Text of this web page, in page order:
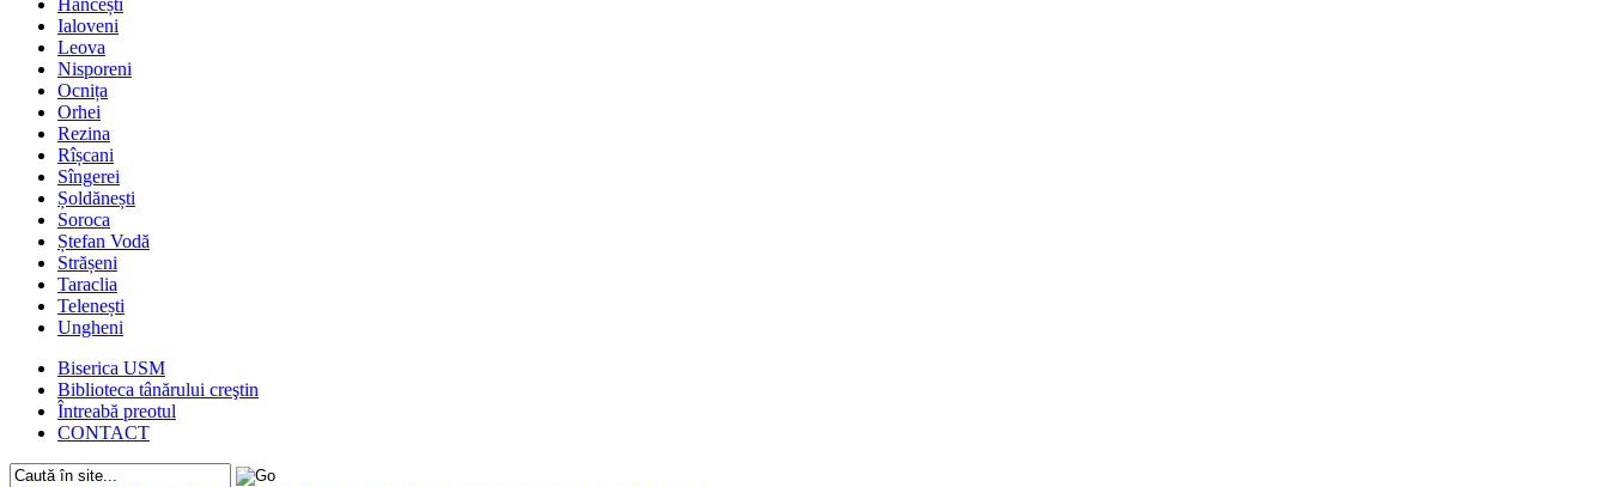
Hâncești
Ialoveni
Leova
Nisporeni
Ocnița
Orhei
Rezina
Rîșcani
Sîngerei
Șoldănești
Soroca
Ștefan Vodă
Strășeni
Taraclia
Telenești
Ungheni
Biserica USM
Biblioteca tânărului creştin
Întreabă preotul
CONTACT